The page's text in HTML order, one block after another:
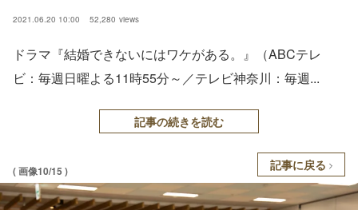
2021.06.20 10:00 52,280 views
ドラマ『結婚できないにはワケがある。』（ABCテレ
ビ：毎週日曜よる11時55分～／テレビ神奈川：毎週...
記事の続きを読む
( 画像10/15 ) 記事に戻る